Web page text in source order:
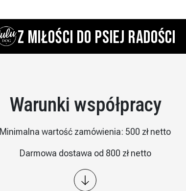
Z MIŁOŚCI DO PSIEJ RADOŚCI
Warunki współpracy
Minimalna wartość zamówienia: 500 zł netto
Darmowa dostawa od 800 zł netto
Wysyłka: kurier InPost